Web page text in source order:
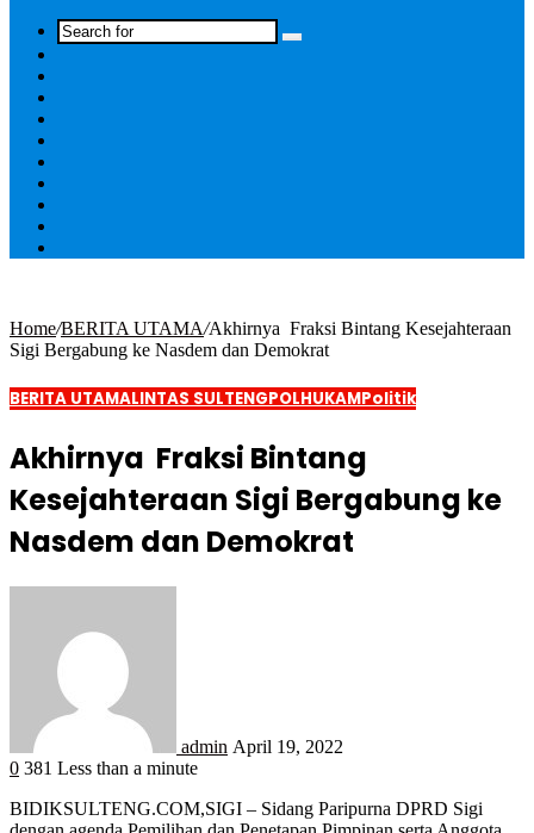
Home/BERITA UTAMA/Akhirnya Fraksi Bintang Kesejahteraan
Sigi Bergabung ke Nasdem dan Demokrat
BERITA UTAMALINTAS SULTENGPOLHUKAMPolitik
Akhirnya Fraksi Bintang
Kesejahteraan Sigi Bergabung ke
Nasdem dan Demokrat
admin April 19, 2022
0 381 Less than a minute
BIDIKSULTENG.COM,SIGI – Sidang Paripurna DPRD Sigi